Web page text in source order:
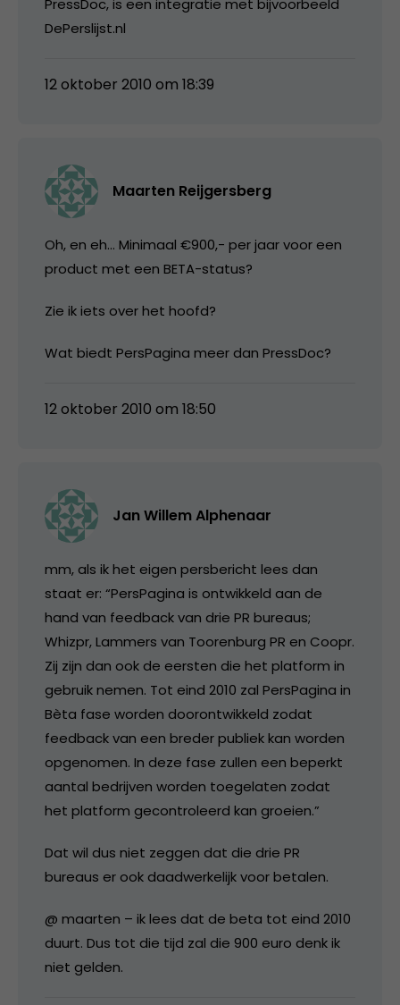
PressDoc, is een integratie met bijvoorbeeld
DePerslijst.nl
12 oktober 2010 om 18:39
Maarten Reijgersberg
Oh, en eh… Minimaal €900,- per jaar voor een
product met een BETA-status?
Zie ik iets over het hoofd?
Wat biedt PersPagina meer dan PressDoc?
12 oktober 2010 om 18:50
Jan Willem Alphenaar
mm, als ik het eigen persbericht lees dan
staat er: “PersPagina is ontwikkeld aan de
hand van feedback van drie PR bureaus;
Whizpr, Lammers van Toorenburg PR en Coopr.
Zij zijn dan ook de eersten die het platform in
gebruik nemen. Tot eind 2010 zal PersPagina in
Bèta fase worden doorontwikkeld zodat
feedback van een breder publiek kan worden
opgenomen. In deze fase zullen een beperkt
aantal bedrijven worden toegelaten zodat
het platform gecontroleerd kan groeien.”
Dat wil dus niet zeggen dat die drie PR
bureaus er ook daadwerkelijk voor betalen.
@ maarten – ik lees dat de beta tot eind 2010
duurt. Dus tot die tijd zal die 900 euro denk ik
niet gelden.